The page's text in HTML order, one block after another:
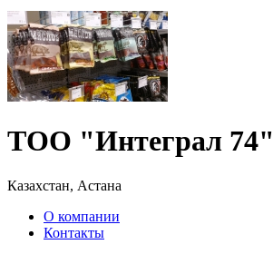
ТОО "Интеграл 74"
Казахстан, Астана
О компании
Контакты